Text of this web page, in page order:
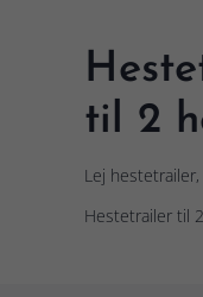
til 2
Lej
Hestetrailer til